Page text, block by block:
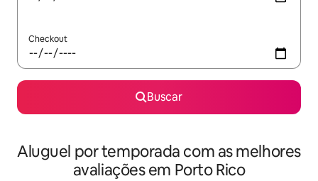
Checkout
Buscar
Aluguel por temporada com as melhores
avaliações em Porto Rico